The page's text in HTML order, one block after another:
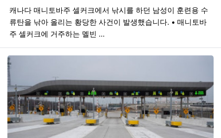
캐나다 매니토바주 셀커크에서 낚시를 하던 남성이 훈련용 수
류탄을 낚아 올리는 황당한 사건이 발생했습니다. • 매니토바
주 셀커크에 거주하는 멜빈 …